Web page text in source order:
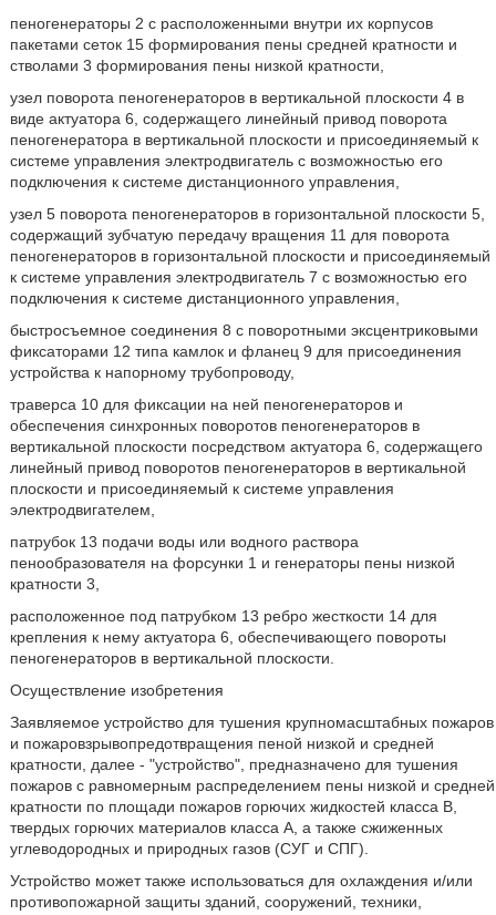
пеногенераторы 2 с расположенными внутри их корпусов
пакетами сеток 15 формирования пены средней кратности и
стволами 3 формирования пены низкой кратности,
узел поворота пеногенераторов в вертикальной плоскости 4 в
виде актуатора 6, содержащего линейный привод поворота
пеногенератора в вертикальной плоскости и присоединяемый к
системе управления электродвигатель с возможностью его
подключения к системе дистанционного управления,
узел 5 поворота пеногенераторов в горизонтальной плоскости 5,
содержащий зубчатую передачу вращения 11 для поворота
пеногенераторов в горизонтальной плоскости и присоединяемый
к системе управления электродвигатель 7 с возможностью его
подключения к системе дистанционного управления,
быстросъемное соединения 8 с поворотными эксцентриковыми
фиксаторами 12 типа камлок и фланец 9 для присоединения
устройства к напорному трубопроводу,
траверса 10 для фиксации на ней пеногенераторов и
обеспечения синхронных поворотов пеногенераторов в
вертикальной плоскости посредством актуатора 6, содержащего
линейный привод поворотов пеногенераторов в вертикальной
плоскости и присоединяемый к системе управления
электродвигателем,
патрубок 13 подачи воды или водного раствора
пенообразователя на форсунки 1 и генераторы пены низкой
кратности 3,
расположенное под патрубком 13 ребро жесткости 14 для
крепления к нему актуатора 6, обеспечивающего повороты
пеногенераторов в вертикальной плоскости.
Осуществление изобретения
Заявляемое устройство для тушения крупномасштабных пожаров
и пожаровзрывопредотвращения пеной низкой и средней
кратности, далее - "устройство", предназначено для тушения
пожаров с равномерным распределением пены низкой и средней
кратности по площади пожаров горючих жидкостей класса В,
твердых горючих материалов класса А, а также сжиженных
углеводородных и природных газов (СУГ и СПГ).
Устройство может также использоваться для охлаждения и/или
противопожарной защиты зданий, сооружений, техники,